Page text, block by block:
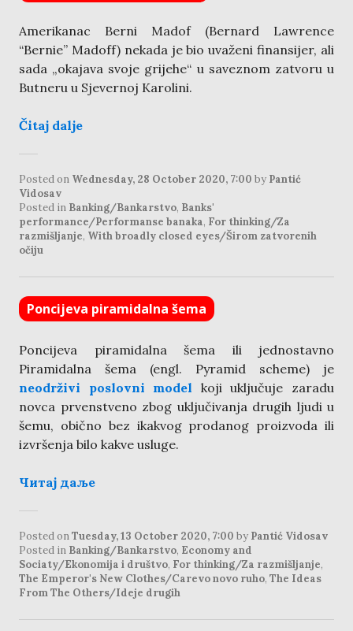
Amerikanac Berni Madof (Bernard Lawrence
“Bernie” Madoff) nekada je bio uvaženi finansijer, ali
sada „okajava svoje grijehe“ u saveznom zatvoru u
Butneru u Sjevernoj Karolini.
Čitaj dalje
Posted on Wednesday, 28 October 2020, 7:00 by Pantić
Vidosav
Posted in Banking/Bankarstvo, Banks'
performance/Performanse banaka, For thinking/Za
razmišljanje, With broadly closed eyes/Širom zatvorenih
očiju
Poncijeva piramidalna šema
Poncijeva piramidalna šema ili jednostavno
Piramidalna šema (engl. Pyramid scheme) je
neodrživi poslovni model koji uključuje zaradu
novca prvenstveno zbog uključivanja drugih ljudi u
šemu, obično bez ikakvog prodanog proizvoda ili
izvršenja bilo kakve usluge.
Читај даље
Posted onTuesday, 13 October 2020, 7:00 by Pantić Vidosav
Posted in Banking/Bankarstvo, Economy and
Sociaty/Ekonomija i društvo, For thinking/Za razmišljanje,
The Emperor's New Clothes/Carevo novo ruho, The Ideas
From The Others/Ideje drugih